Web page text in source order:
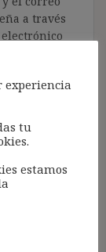
a través
pueda
del
privacidad/]
experiencia
tu
estamos